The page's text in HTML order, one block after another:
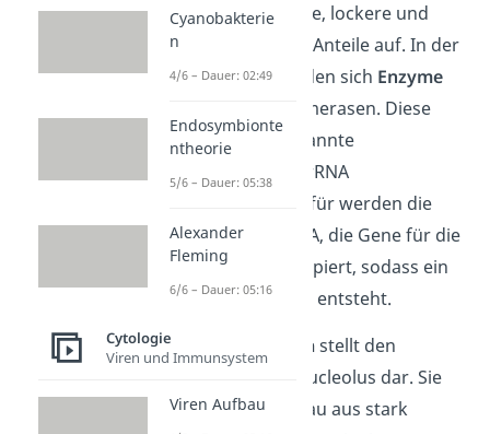
etwas aufgehelltere, lockere und
dunklere, dichtere Anteile auf. In der
Pars fibrosa befinden sich Enzyme
namens RNA-Polymerasen. Diese
sind für die sogenannte
Transkription der rRNA
verantwortlich. Dafür werden die
Abschnitte der DNA, die Gene für die
rRNA enthalten, kopiert, sodass ein
neuer rRNA Strang entsteht.
Die
Pars granulosastellt den
größten Teil des Nucleolus dar. Sie
besitzt einen Aufbau aus stark
Cyanobakterie
n
4/6 – Dauer: 02:49
Endosymbionte
ntheorie
5/6 – Dauer: 05:38
Alexander
Fleming
6/6 – Dauer: 05:16
Cytologie
Viren und Immunsystem
Viren Aufbau